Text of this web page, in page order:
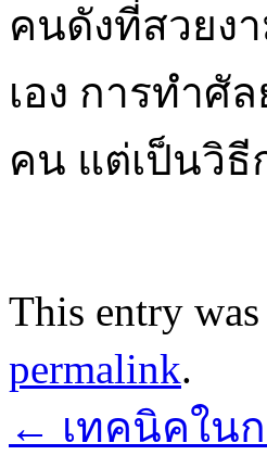
คนดังที่สวยง
เอง การทำ
คน แต่เป็นวิ
This entry
permalink.
← เทคนิคใน